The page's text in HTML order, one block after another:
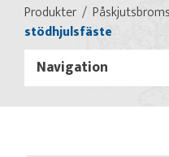
Produkter Påskjutsbroms
stödhjulsfäste
Navigation